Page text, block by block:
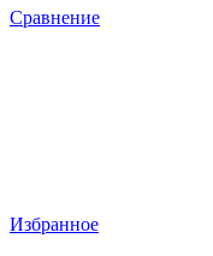
Сравнение
Избранное